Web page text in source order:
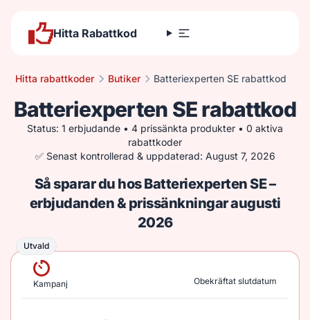
Hitta Rabattkod
Hitta rabattkoder Butiker Batteriexperten SE rabattkod
Batteriexperten SE rabattkod
Status: 1 erbjudande • 4 prissänkta produkter • 0 aktiva
rabattkoder
✅ Senast kontrollerad & uppdaterad: August 7, 2026
Så sparar du hos Batteriexperten SE –
erbjudanden & prissänkningar augusti
2026
Utvald
Utvald
Kampanj Obekräftat slutdatum